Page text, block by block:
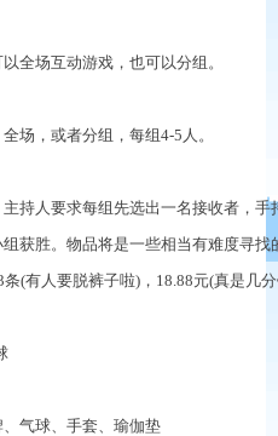
场互动游戏，也可以分组。
，或者分组，每组4-5人。
人要求每组先选出一名接收者，手
获胜。物品将是一些相当有难度寻
(有人要脱裤子啦)，18.88元(真是几
气球、手套、瑜伽垫